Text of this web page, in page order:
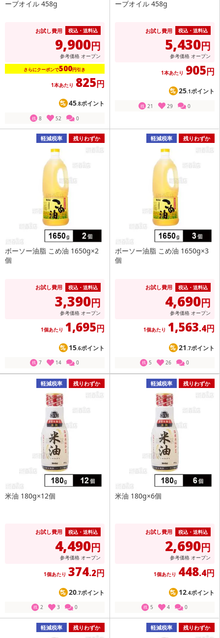
ーブオイル 458g
お試し費用 税込・送料込
9,900円
参考価格 オープン
さらにクーポンで500円引き
1本あたり 825円
45.8ポイント
残 8 52 0
ーブオイル 458g
お試し費用 税込・送料込
5,430円
参考価格 オープン
1本あたり 905円
25.1ポイント
残 21 29 0
軽減税率 残りわずか
ボーソー油脂 こめ油 1650g×2
個
お試し費用 税込・送料込
3,390円
参考価格 オープン
1個あたり 1,695円
15.6ポイント
残 7 14 0
軽減税率 残りわずか
ボーソー油脂 こめ油 1650g×3
個
お試し費用 税込・送料込
4,690円
参考価格 オープン
1個あたり 1,563.4円
21 .7ポイント
残 5 26 0
軽減税率 残りわずか
米油 180g×12個
お試し費用 税込・送料込
4,490円
参考価格 オープン
1個あたり 374.2円
20.7ポイント
残 2 3 0
軽減税率 残りわずか
米油 180g×6個
お試し費用 税込・送料込
2,690円
参考価格 オープン
1個あたり 448.4円
12.4ポイント
残 5 4 0
軽減税率 残りわずか 軽減税率 残りわずか